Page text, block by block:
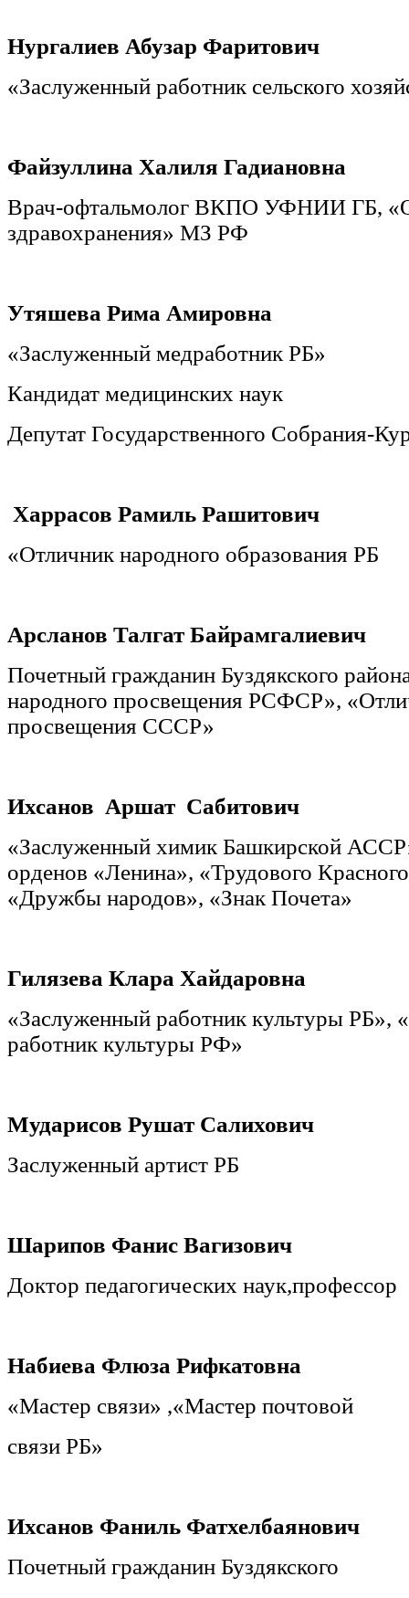
Нургалиев Абузар Фаритович
«Заслуженный работник сельского
Файзуллина Халиля Гадиановна
Врач-офтальмолог ВКПО УФНИИ ГБ,
здравохранения» МЗ РФ
Утяшева Рима Амировна
«Заслуженный медработник РБ»
Кандидат медицинских наук
Депутат Государственного Собрания-
Харрасов Рамиль Рашитович
«Отличник народного образования РБ
Арсланов Талгат Байрамгалиевич
Почетный гражданин Буздякского
народного просвещения РСФСР»,
просвещения СССР»
Ихсанов Аршат Сабитович
«Заслуженный химик Башкирской
орденов «Ленина», «Трудового
«Дружбы народов», «Знак Почета»
Гилязева Клара Хайдаровна
«Заслуженный работник культуры РБ»,
работник культуры РФ»
Мударисов Рушат Салихович
Заслуженный артист РБ
Шарипов Фанис Вагизович
Доктор педагогических наук,профессор
Набиева Флюза Рифкатовна
«Мастер связи» ,«Мастер почтовой
связи РБ»
Ихсанов Фаниль Фатхелбаянович
Почетный гражданин Буздякского